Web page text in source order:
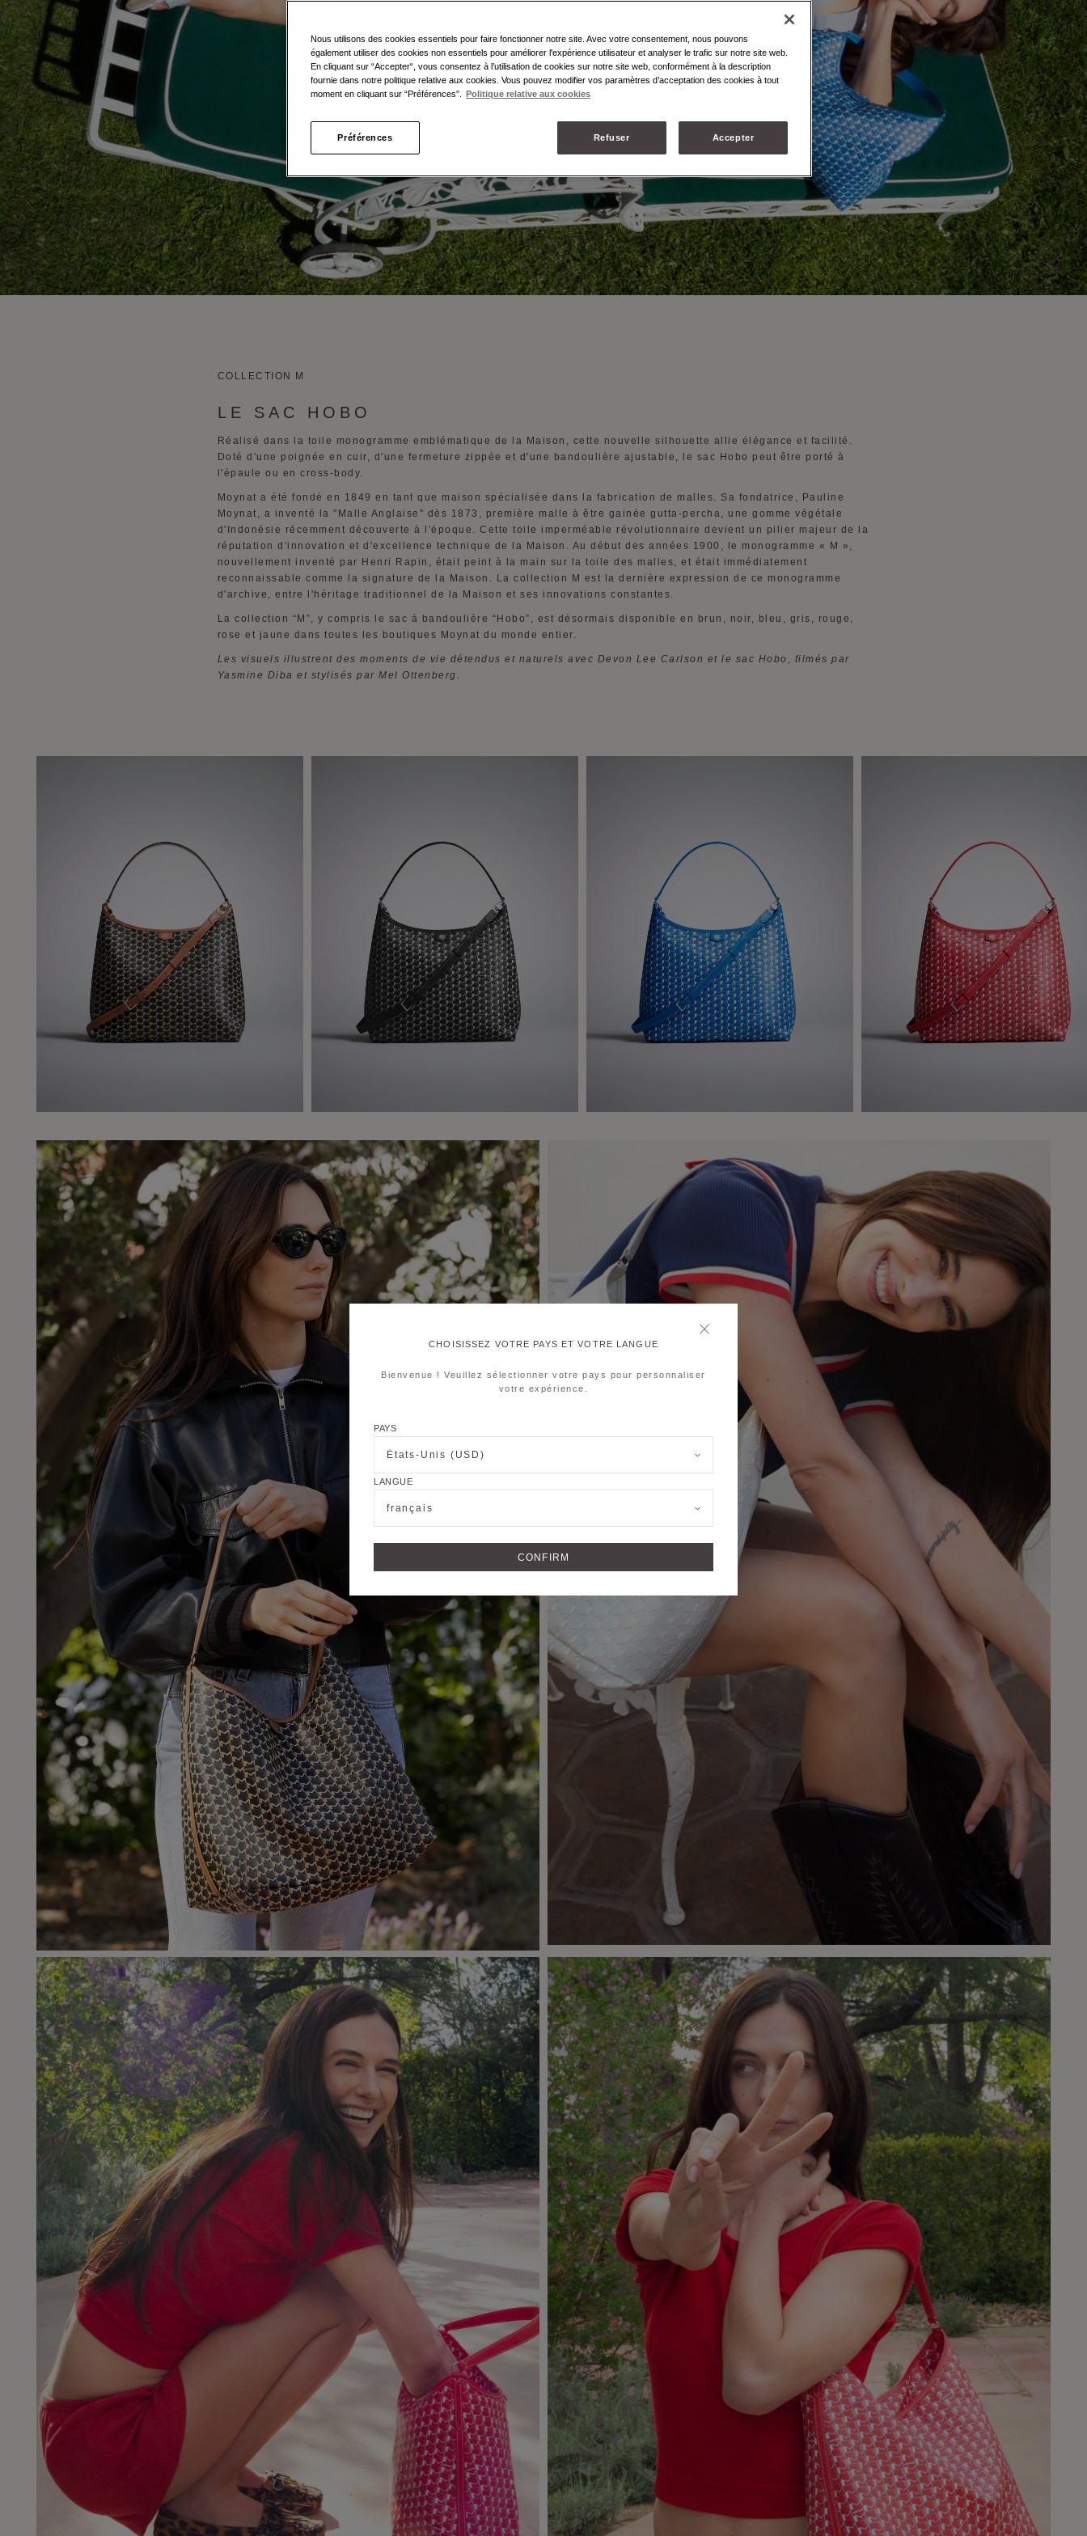
COLLECTION M
LE SAC HOBO
Réalisé dans la toile monogramme emblématique de la Maison, cette nouvelle silhouette allie élégance et facilité.
Doté d'une poignée en cuir, d'une fermeture zippée et d'une bandoulière ajustable, le sac Hobo peut être porté à
l'épaule ou en cross-body.
Moynat a été fondé en 1849 en tant que maison spécialisée dans la fabrication de malles. Sa fondatrice, Pauline
Moynat, a inventé la "Malle Anglaise" dès 1873, première malle à être gainée gutta-percha, une gomme végétale
d'Indonésie récemment découverte à l'époque. Cette toile imperméable révolutionnaire devient un pilier majeur de la
réputation d'innovation et d'excellence technique de la Maison. Au début des années 1900, le monogramme « M »,
nouvellement inventé par Henri Rapin, était peint à la main sur la toile des malles, et était immédiatement
reconnaissable comme la signature de la Maison. La collection M est la dernière expression de ce monogramme
d'archive, entre l'héritage traditionnel de la Maison et ses innovations constantes.
La collection “M”, y compris le sac à bandoulière “Hobo”, est désormais disponible en brun, noir, bleu, gris, rouge,
rose et jaune dans toutes les boutiques Moynat du monde entier.
Les visuels illustrent des moments de vie détendus et naturels avec Devon Lee Carlson et le sac Hobo, filmés par
Yasmine Diba et stylisés par Mel Ottenberg.
CHOISISSEZ VOTRE PAYS ET VOTRE LANGUE
Bienvenue ! Veuillez sélectionner votre pays pour personnaliser
votre expérience.
PAYS
États-Unis (USD)
LANGUE
français
CONFIRM
Nous utilisons des cookies essentiels pour faire fonctionner notre site. Avec votre consentement, nous pouvons
également utiliser des cookies non essentiels pour améliorer l'expérience utilisateur et analyser le trafic sur notre site web.
En cliquant sur “Accepter“, vous consentez à l’utilisation de cookies sur notre site web, conformément à la description
fournie dans notre politique relative aux cookies. Vous pouvez modifier vos paramètres d’acceptation des cookies à tout
moment en cliquant sur “Préférences”.
Politique relative aux cookies
Préférences Refuser Accepter